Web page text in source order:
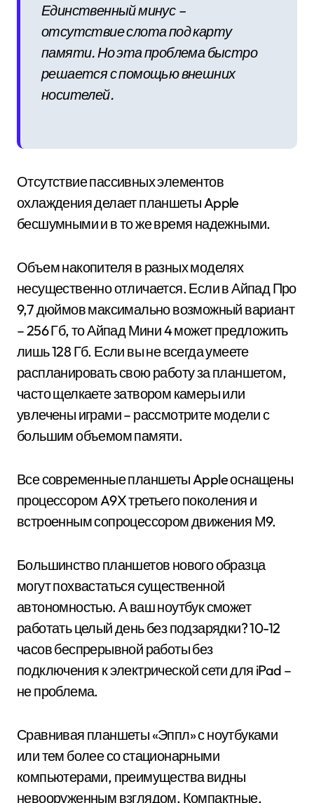
Единственный минус –
отсутствие слота под карту
памяти. Но эта проблема быстро
решается с помощью внешних
носителей.
Отсутствие пассивных элементов
охлаждения делает планшеты Apple
бесшумными и в то же время надежными.
Объем накопителя в разных моделях
несущественно отличается. Если в Айпад Про
9,7 дюймов максимально возможный вариант
– 256 Гб, то Айпад Мини 4 может предложить
лишь 128 Гб. Если вы не всегда умеете
распланировать свою работу за планшетом,
часто щелкаете затвором камеры или
увлечены играми – рассмотрите модели с
большим объемом памяти.
Все современные планшеты Apple оснащены
процессором A9X третьего поколения и
встроенным сопроцессором движения М9.
Большинство планшетов нового образца
могут похвастаться существенной
автономностью. А ваш ноутбук сможет
работать целый день без подзарядки? 10-12
часов беспрерывной работы без
подключения к электрической сети для iPad –
не проблема.
Сравнивая планшеты «Эппл» с ноутбуками
или тем более со стационарными
компьютерами, преимущества видны
невооруженным взглядом. Компактные,